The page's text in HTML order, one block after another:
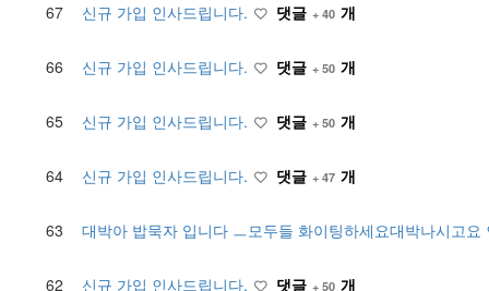
67 신규 가입 인사드립니다. 댓글 + 40 개
66 신규 가입 인사드립니다. 댓글 + 50 개
65 신규 가입 인사드립니다. 댓글 + 50 개
64 신규 가입 인사드립니다. 댓글 + 47 개
63 대박아 밥묵자 입니다 ㅡ모두들 화이팅하세요대박나시고
62 신규 가입 인사드립니다. 댓글 + 50 개